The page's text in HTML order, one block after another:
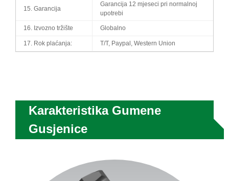
15. Garancija
Garancija 12 mjeseci pri normalnoj
upotrebi
16. Izvozno tržište Globalno
17. Rok plaćanja: T/T, Paypal, Western Union
Karakteristika Gumene
Gusjenice